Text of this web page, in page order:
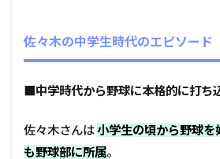
佐々木の中学生時代のエピソード
■中学時代から野球に本格的に打ち
佐々木さんは小学生の頃から野球を
も野球部に所属。